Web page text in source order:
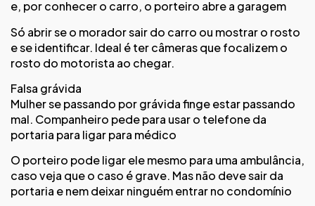
e, por conhecer o carro, o porteiro abre a garagem
Só abrir se o morador sair do carro ou mostrar o rosto
e se identificar. Ideal é ter câmeras que focalizem o
rosto do motorista ao chegar.
Falsa grávida
Mulher se passando por grávida finge estar passando
mal. Companheiro pede para usar o telefone da
portaria para ligar para médico
O porteiro pode ligar ele mesmo para uma ambulância,
caso veja que o caso é grave. Mas não deve sair da
portaria e nem deixar ninguém entrar no condomínio